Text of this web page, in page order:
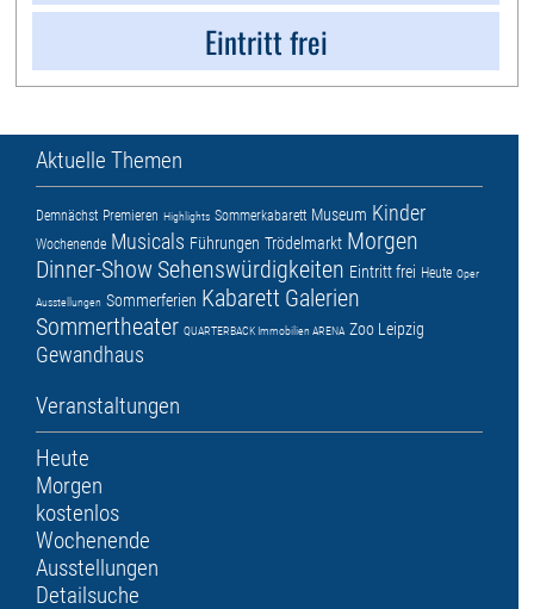
Eintritt frei
Aktuelle Themen
Demnächst Premieren Highlights Sommerkabarett Museum Kinder
Wochenende Musicals Führungen Trödelmarkt Morgen
Dinner-Show Sehenswürdigkeiten Eintritt frei Heute Oper
Ausstellungen Sommerferien Kabarett Galerien
Sommertheater QUARTERBACK Immobilien ARENA Zoo Leipzig
Gewandhaus
Veranstaltungen
Heute
Morgen
kostenlos
Wochenende
Ausstellungen
Detailsuche